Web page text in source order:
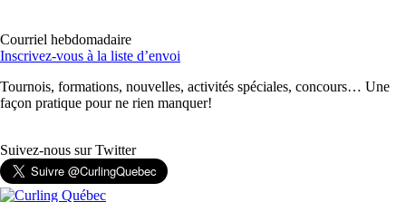
Courriel hebdomadaire
Inscrivez-vous à la liste d’envoi
Tournois, formations, nouvelles, activités spéciales, concours… Une
façon pratique pour ne rien manquer!
Suivez-nous sur Twitter